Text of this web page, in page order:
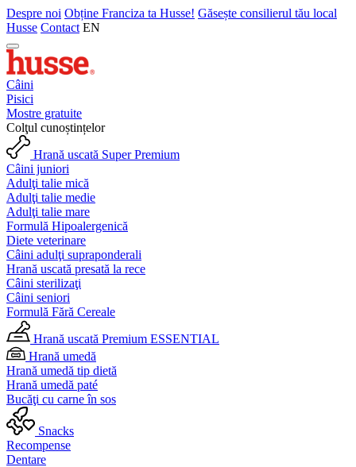
Despre noi Obține Franciza ta Husse! Găsește consilierul tău local
Husse Contact EN
Câini
Pisici
Mostre gratuite
Colţul cunoștințelor
Hrană uscată Super Premium
Câini juniori
Adulţi talie mică
Adulţi talie medie
Adulţi talie mare
Formulă Hipoalergenică
Diete veterinare
Câini adulţi supraponderali
Hrană uscată presată la rece
Câini sterilizaţi
Câini seniori
Formulă Fără Cereale
Hrană uscată Premium ESSENTIAL
Hrană umedă
Hrană umedă tip dietă
Hrană umedă paté
Bucăţi cu carne în sos
Snacks
Recompense
Dentare